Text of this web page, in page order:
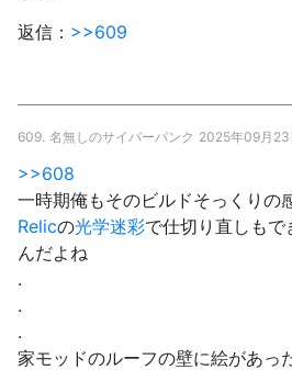
返信： >>609
609. 名無しのサイバーパンク 2025年09月23
>>608
一時期俺もそのビルドそっくりの
Relicの光学迷彩で仕切り直しもで
んだよね
.
.
.
家モッドのルーフの壁に絵があっ